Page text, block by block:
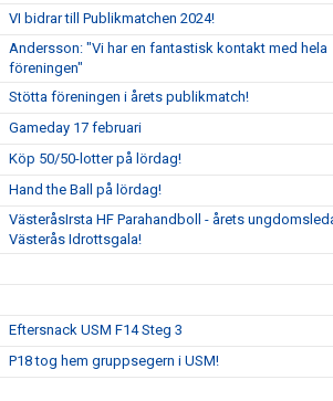
VI bidrar till Publikmatchen 2024!
Andersson: "Vi har en fantastisk kontakt med hela
föreningen"
Stötta föreningen i årets publikmatch!
Gameday 17 februari
Köp 50/50-lotter på lördag!
Hand the Ball på lördag!
VästeråsIrsta HF Parahandboll - årets
Västerås Idrottsgala!
Eftersnack USM F14 Steg 3
P18 tog hem gruppsegern i USM!